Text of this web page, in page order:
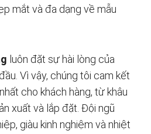
mắt và đa dạng về mẫu
luôn đặt sự hài lòng của
Vì vậy, chúng tôi cam kết
cho khách hàng, từ khâu
xuất và lắp đặt. Đội ngũ
giàu kinh nghiệm và nhiệt